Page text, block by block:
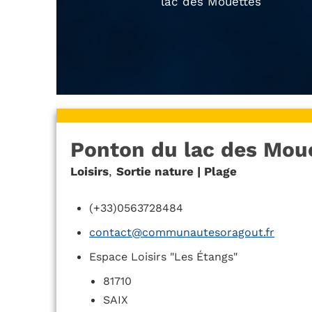
Ponton du lac des
Loisirs, Sortie nature | Plage
(+33)0563728484
contact@communautesoragout.fr
Espace Loisirs "Les Étangs"
81710
SAIX